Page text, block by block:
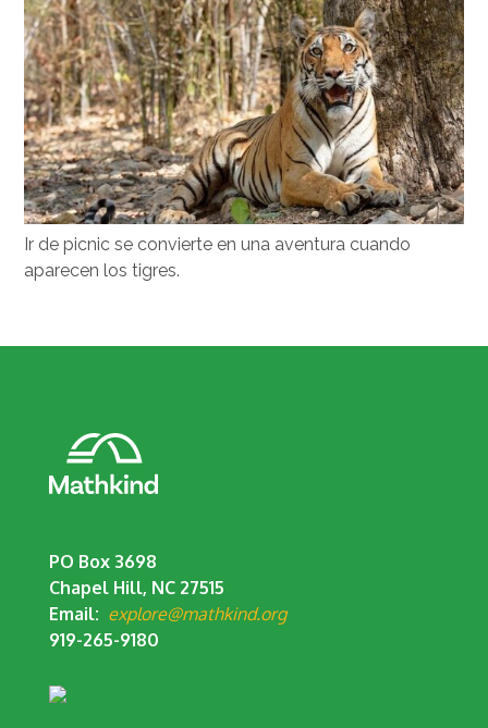
Ir de picnic se convierte en una aventura cuando
aparecen los tigres.
PO Box 3698
Chapel Hill, NC 27515
Email: explore@mathkind.org
919-265-9180